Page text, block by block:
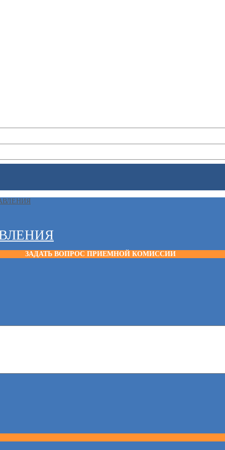
ЗАДАТЬ ВОПРОС ПРИЕМНОЙ КОМИССИИ